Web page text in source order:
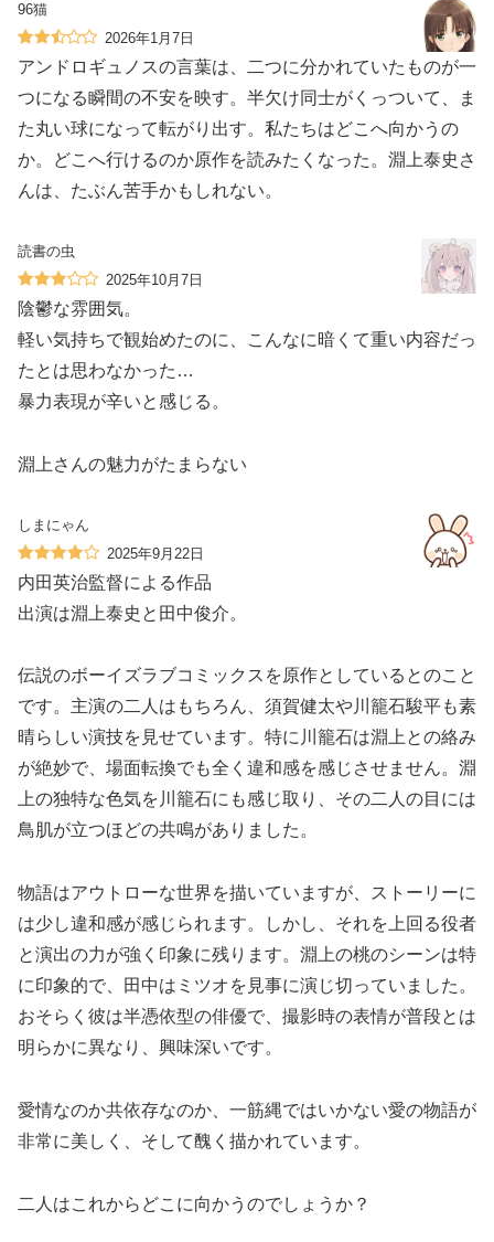
96猫
2026年1月7日
アンドロギュノスの言葉は、二つに分かれていたものが一
つになる瞬間の不安を映す。半欠け同士がくっついて、ま
た丸い球になって転がり出す。私たちはどこへ向かうの
か。どこへ行けるのか原作を読みたくなった。淵上泰史さ
んは、たぶん苦手かもしれない。
読書の虫
2025年10月7日
陰鬱な雰囲気。
軽い気持ちで観始めたのに、こんなに暗くて重い内容だっ
たとは思わなかった…
暴力表現が辛いと感じる。
淵上さんの魅力がたまらない
しまにゃん
2025年9月22日
内田英治監督による作品
出演は淵上泰史と田中俊介。
伝説のボーイズラブコミックスを原作としているとのこと
です。主演の二人はもちろん、須賀健太や川籠石駿平も素
晴らしい演技を見せています。特に川籠石は淵上との絡み
が絶妙で、場面転換でも全く違和感を感じさせません。淵
上の独特な色気を川籠石にも感じ取り、その二人の目には
鳥肌が立つほどの共鳴がありました。
物語はアウトローな世界を描いていますが、ストーリーに
は少し違和感が感じられます。しかし、それを上回る役者
と演出の力が強く印象に残ります。淵上の桃のシーンは特
に印象的で、田中はミツオを見事に演じ切っていました。
おそらく彼は半憑依型の俳優で、撮影時の表情が普段とは
明らかに異なり、興味深いです。
愛情なのか共依存なのか、一筋縄ではいかない愛の物語が
非常に美しく、そして醜く描かれています。
二人はこれからどこに向かうのでしょうか？